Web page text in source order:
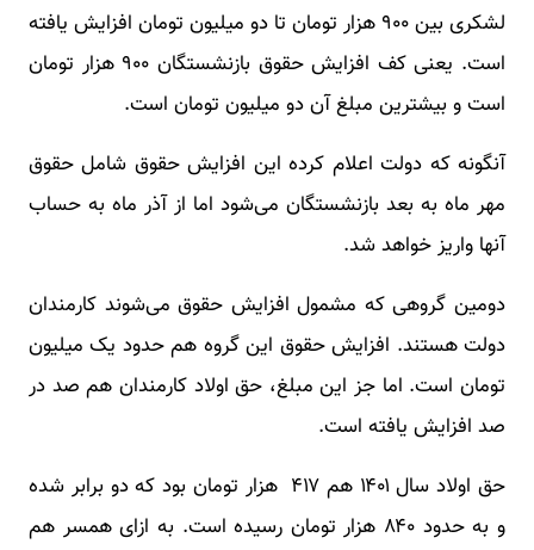
لشکری بین ۹۰۰ هزار تومان تا دو میلیون تومان افزایش یافته
است. یعنی کف افزایش حقوق بازنشستگان ۹۰۰ هزار تومان
است و بیشترین مبلغ آن دو میلیون تومان است.
آنگونه که دولت اعلام کرده این افزایش حقوق شامل حقوق
مهر ماه به بعد بازنشستگان می‌شود اما از آذر ماه به حساب
آنها واریز خواهد شد.
دومین گروهی که مشمول افزایش حقوق می‌شوند کارمندان
دولت هستند. افزایش حقوق این گروه هم حدود یک میلیون
تومان است. اما جز این مبلغ، حق اولاد کارمندان هم صد در
صد افزایش یافته است.
حق اولاد سال ۱۴۰۱ هم ۴۱۷ هزار تومان بود که دو برابر شده
و به حدود ۸۴۰ هزار تومان رسیده است. به ازای همسر هم